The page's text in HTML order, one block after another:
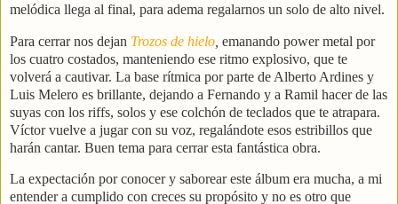
melódica llega al final, para adema regalarnos un solo de alto nivel.
Para cerrar nos dejan Trozos de hielo emanando power metal por
los cuatro costados, manteniendo ese ritmo explosivo, que te
volverá a cautivar. La base rítmica por parte de Alberto Ardines y
Luis Melero es brillante, dejando a Fernando y a Ramil hacer de las
suyas con los riffs, solos y ese colchón de teclados que te atrapara.
Víctor vuelve a jugar con su voz, regalándote esos estribillos que
harán cantar. Buen tema para cerrar esta fantástica obra.
La expectación por conocer y saborear este álbum era mucha, a mi
entender a cumplido con creces su propósito y no es otro que